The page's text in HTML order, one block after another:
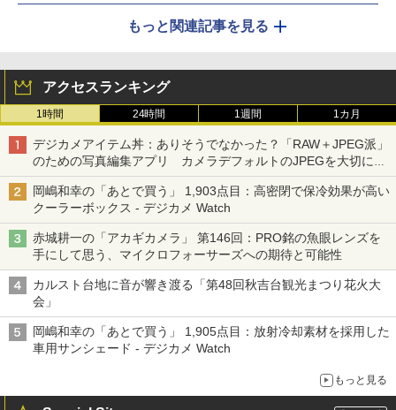
もっと関連記事を見る
アクセスランキング
1時間 24時間 1週間 1カ月
デジカメアイテム丼：ありそうでなかった？「RAW＋JPEG派」
のための写真編集アプリ カメラデフォルトのJPEGを大切にす
る「Filmator」
岡嶋和幸の「あとで買う」 1,903点目：高密閉で保冷効果が高い
クーラーボックス - デジカメ Watch
赤城耕一の「アカギカメラ」 第146回：PRO銘の魚眼レンズを
手にして思う、マイクロフォーサーズへの期待と可能性
カルスト台地に音が響き渡る「第48回秋吉台観光まつり花火大
会」
岡嶋和幸の「あとで買う」 1,905点目：放射冷却素材を採用した
車用サンシェード - デジカメ Watch
もっと見る